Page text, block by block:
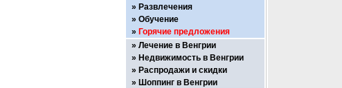
Развлечения
Обучение
Горячие предложения
Лечение в Венгрии
Недвижимость в Венгрии
Распродажи и скидки
Шоппинг в Венгрии